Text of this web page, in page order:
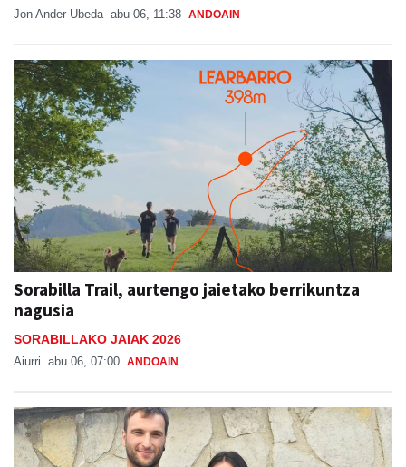
Jon Ander Ubeda abu 06, 11:38 ANDOAIN
Sorabilla Trail, aurtengo jaietako berrikuntza
nagusia
SORABILLAKO JAIAK 2026
Aiurri abu 06, 07:00 ANDOAIN